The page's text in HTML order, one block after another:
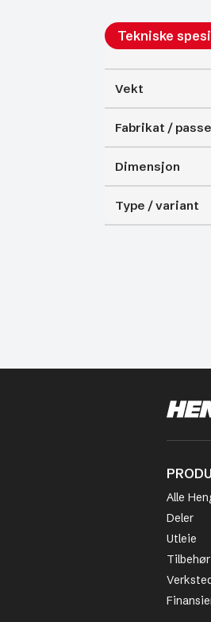
Tekniske
Vekt
Fabrikat /
Dimensjon
Type / variant
Alle
Deler
Utleie
Tilbehør